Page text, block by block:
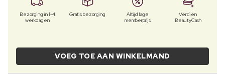
Bezorging in 1-4
werkdagen
Gratis bezorging
Altijd lage
memberprijs
Verdien
BeautyCash
VOEG TOE AAN WINKELMAND